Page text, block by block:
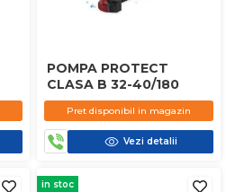
POMPA PROTECT
CLASA B 32-40/180
Pret disponibil in magazin
Vezi detalii
in stoc